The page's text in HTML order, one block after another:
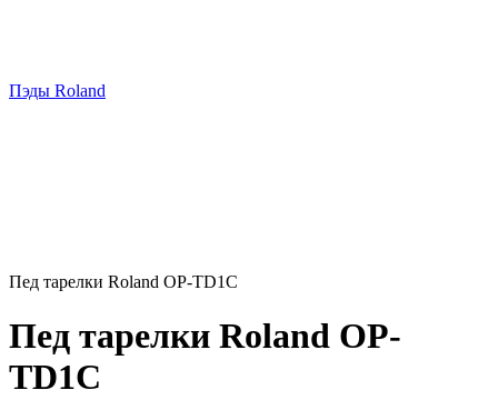
Пэды Roland
Пед тарелки Roland OP-TD1C
Пед тарелки Roland OP-
TD1C